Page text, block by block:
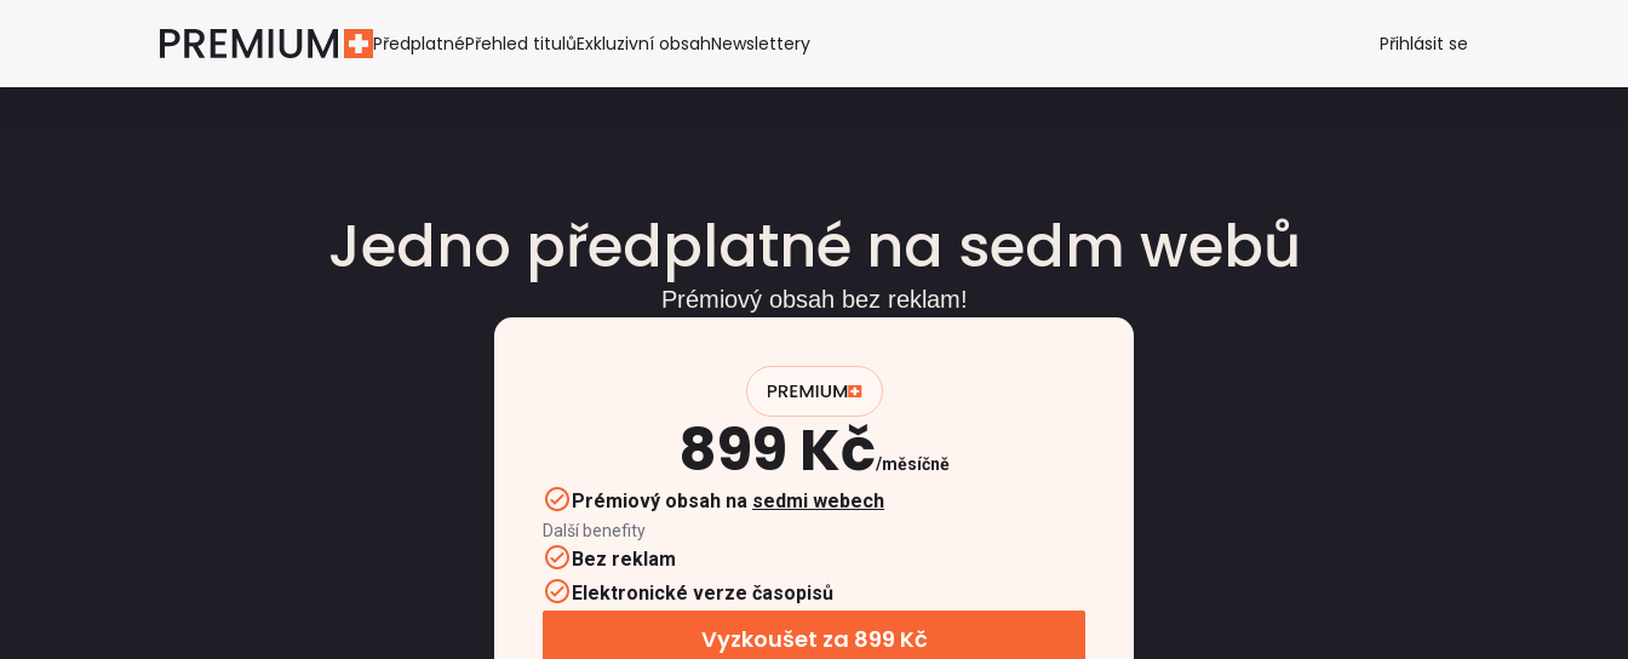
PředplatnéPřehled titulůExkluzivní obsahNewslettery Přihlásit se
Jedno předplatné na sedm webů
Prémiový obsah bez reklam!
899 Kč měsíčně
Prémiový obsah na sedmi webech
Další benefity
Bez reklam
Elektronické verze časopisů
Vyzkoušet za 899 Kč